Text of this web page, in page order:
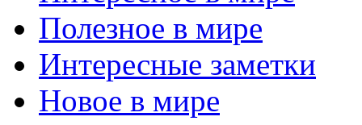
Полезное в мире
Интересные заметки
Новое в мире